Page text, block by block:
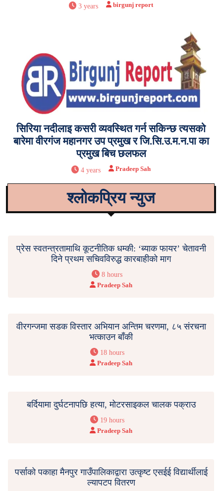
3 years birgunj report
सिरिया नदीलाइ कसरी व्यवस्थित गर्न सकिन्छ त्यसको
बारेमा वीरगंज महानगर उप प्रमुख र जि.सि.उ.म.न.पा का
प्रमुख बिच छलफल
4 years Pradeep Sah
श्लोकप्रिय न्युज
प्रेस स्वतन्त्रतामाथि कूटनीतिक धम्की: ‘ब्याक फायर’ चेतावनी
दिने प्रथम सचिवविरुद्ध कारबाहीको माग
8 hours
Pradeep Sah
वीरगन्जमा सडक विस्तार अभियान अन्तिम चरणमा, ८५ संरचना
भत्काउन बाँकी
18 hours
Pradeep Sah
बर्दियामा दुर्घटनापछि हत्या, मोटरसाइकल चालक पक्राउ
19 hours
Pradeep Sah
पर्साको पकाहा मैनपुर गाउँपालिकाद्वारा उत्कृष्ट एसईई विद्यार्थीलाई
ल्यापटप वितरण